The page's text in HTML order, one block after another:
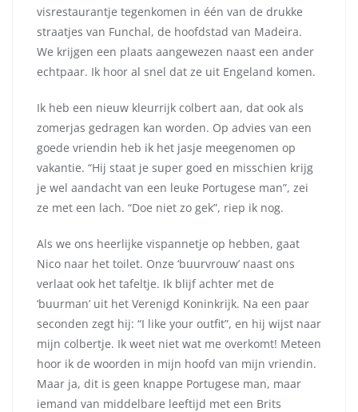
visrestaurantje tegenkomen in één van de drukke
straatjes van Funchal, de hoofdstad van Madeira.
We krijgen een plaats aangewezen naast een ander
echtpaar. Ik hoor al snel dat ze uit Engeland komen.
Ik heb een nieuw kleurrijk colbert aan, dat ook als
zomerjas gedragen kan worden. Op advies van een
goede vriendin heb ik het jasje meegenomen op
vakantie. “Hij staat je super goed en misschien krijg
je wel aandacht van een leuke Portugese man”, zei
ze met een lach. “Doe niet zo gek”, riep ik nog.
Als we ons heerlijke vispannetje op hebben, gaat
Nico naar het toilet. Onze ‘buurvrouw’ naast ons
verlaat ook het tafeltje. Ik blijf achter met de
‘buurman’ uit het Verenigd Koninkrijk. Na een paar
seconden zegt hij: “I like your outfit”, en hij wijst naar
mijn colbertje. Ik weet niet wat me overkomt! Meteen
hoor ik de woorden in mijn hoofd van mijn vriendin.
Maar ja, dit is geen knappe Portugese man, maar
iemand van middelbare leeftijd met een Brits